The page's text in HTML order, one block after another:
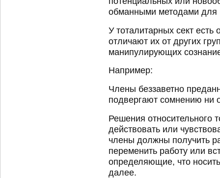
обманными методами для
У тоталитарных сект есть
отличают их от других
манипулирующих
Например:
Члены беззаветно
подвергают сомнению ни
Решения относительного
действовать или
члены должны получить
переменить работу или
определяющие, что
далее.